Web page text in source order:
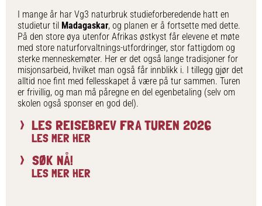
I mange år har Vg3 naturbruk studieforberedende hatt en
studietur til Madagaskar, og planen er å fortsette med dette.
På den store øya utenfor Afrikas østkyst får elevene et møte
med store naturforvaltnings-utfordringer, stor fattigdom og
sterke menneskemøter. Her er det også lange tradisjoner for
misjonsarbeid, hvilket man også får innblikk i. I tillegg gjør det
alltid noe fint med fellesskapet å være på tur sammen. Turen
er frivillig, og man må påregne en del egenbetaling (selv om
skolen også sponser en god del).
LES REISEBREV FRA TUREN 2026
LES MER HER
SØK NÅ!
LES MER HER